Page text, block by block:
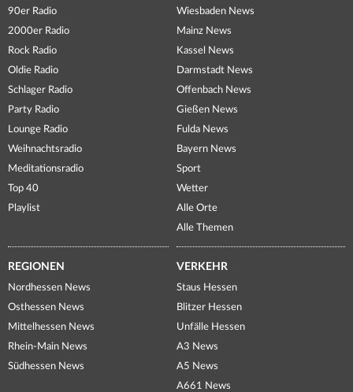
90er Radio
2000er Radio
Rock Radio
Oldie Radio
Schlager Radio
Party Radio
Lounge Radio
Weihnachtsradio
Meditationsradio
Top 40
Playlist
Wiesbaden News
Mainz News
Kassel News
Darmstadt News
Offenbach News
Gießen News
Fulda News
Bayern News
Sport
Wetter
Alle Orte
Alle Themen
REGIONEN
Nordhessen News
Osthessen News
Mittelhessen News
Rhein-Main News
Südhessen News
VERKEHR
Staus Hessen
Blitzer Hessen
Unfälle Hessen
A3 News
A5 News
A661 News